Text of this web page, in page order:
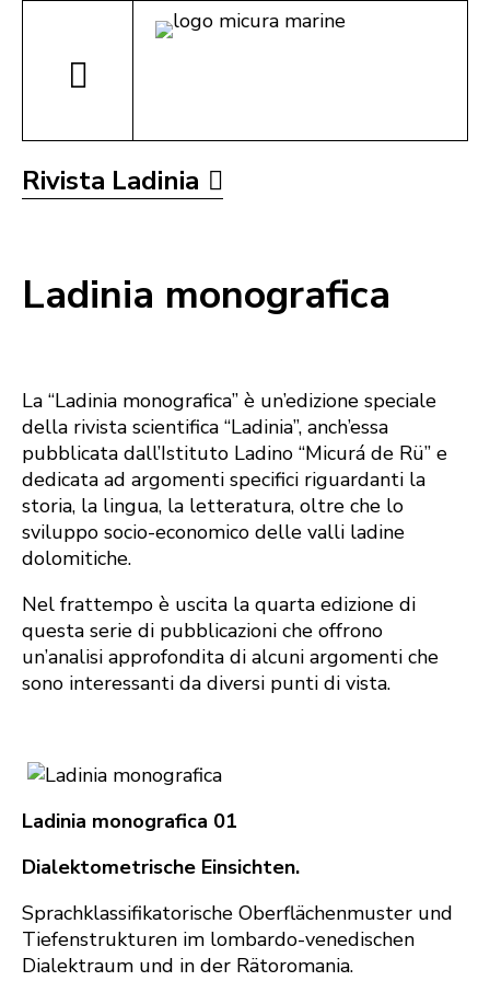
Rivista Ladinia
Ladinia monografica
La “Ladinia monografica” è un’edizione speciale
della rivista scientifica “Ladinia”, anch’essa
pubblicata dall’Istituto Ladino “Micurá de Rü” e
dedicata ad argomenti specifici riguardanti la
storia, la lingua, la letteratura, oltre che lo
sviluppo socio-economico delle valli ladine
dolomitiche.
Nel frattempo è uscita la quarta edizione di
questa serie di pubblicazioni che offrono
un’analisi approfondita di alcuni argomenti che
sono interessanti da diversi punti di vista.
Ladinia monografica 01
Dialektometrische Einsichten.
Sprachklassifikatorische Oberflächenmuster und
Tiefenstrukturen im lombardo-venedischen
Dialektraum und in der Rätoromania.